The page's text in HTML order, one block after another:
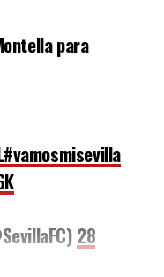
para
#vamosmisevilla
28